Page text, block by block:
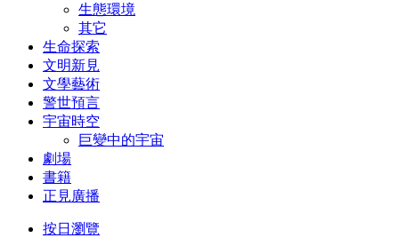
生態環境
其它
生命探索
文明新見
文學藝術
警世預言
宇宙時空
巨變中的宇宙
劇場
書籍
正見廣播
按日瀏覽